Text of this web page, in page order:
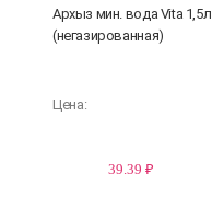
Архыз мин. вода Vita 1,5л
(негазированная)
Цена:
39.39 ₽